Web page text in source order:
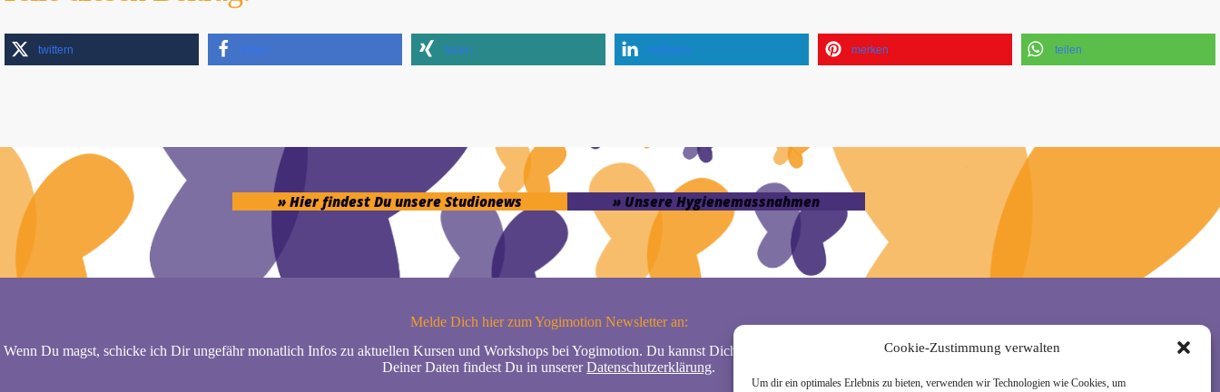
Cookie-Zustimmung verwalten
Um dir ein optimales Erlebnis zu bieten, verwenden wir Technologien wie Cookies, um
twittern teilen teilen mitteilen merken teilen
» Hier findest Du unsere Studionews » Unsere Hygienemassnahmen
Melde Dich hier zum Yogimotion Newsletter an:
Wenn Du magst, schicke ich Dir ungefähr monatlich Infos zu aktuellen Kursen und Workshops bei Yogimotion. Du kannst Dich natürlich jederzeit wieder abmelden. Alle Details zur Nutzung
Deiner Daten findest Du in unsererDatenschutzerklärung.